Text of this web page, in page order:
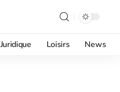
Juridique Loisirs News